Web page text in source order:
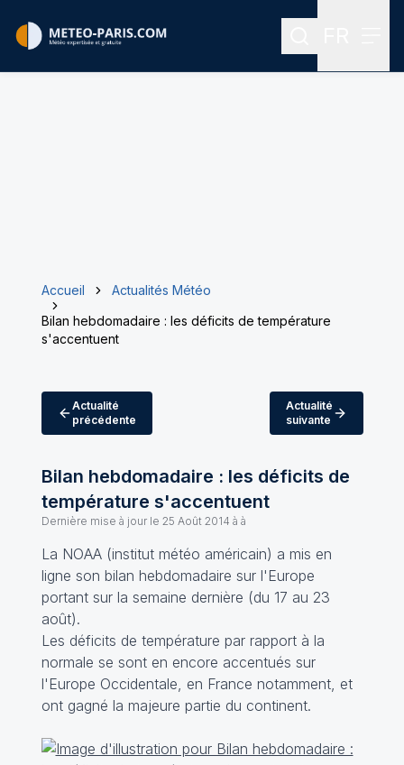
Rechercher
Accueil
Actualités Météo
Bilan hebdomadaire : les déficits de température
s'accentuent
Actualité
précédente
Actualité
suivante
Bilan hebdomadaire : les déficits de
température s'accentuent
Dernière mise à jour le 25 Août 2014 à à
La NOAA (institut météo américain) a mis en
ligne son bilan hebdomadaire sur l'Europe
portant sur la semaine dernière (du 17 au 23
août).
Les déficits de température par rapport à la
normale se sont en encore accentués sur
l'Europe Occidentale, en France notamment, et
ont gagné la majeure partie du continent.